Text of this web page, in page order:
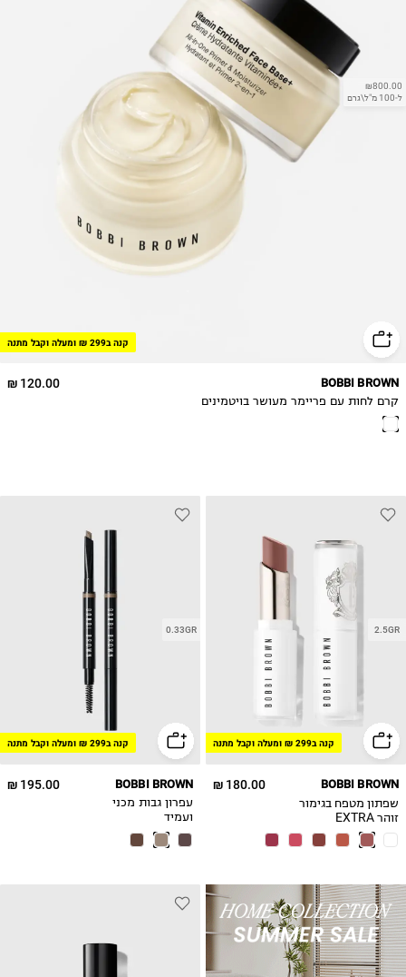
קנה ב299 ₪ ומעלה וקבל מתנה
₪800.00
ל-100 מ"ל\גרם
120.00 ₪ BOBBI BROWN
קרם לחות עם פריימר מעושר בויטמינים
קנה ב299 ₪ ומעלה וקבל מתנה
2.5GR
180.00 ₪ BOBBI BROWN
שפתון מטפח בגימור
זוהר EXTRA
COLOR SHINE
קנה ב299 ₪ ומעלה וקבל מתנה
0.33GR
195.00 ₪ BOBBI BROWN
עפרון גבות מכני
ועמיד